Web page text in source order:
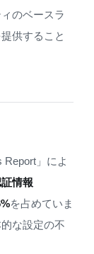
のベースラ
供すること
Report」によ
情報
を占めていま
な設定の不